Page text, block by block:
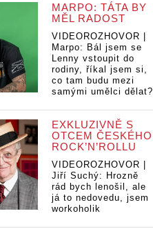
MARPO: TÁTA BY
MĚL RADOST
VIDEOROZHOVOR |
Marpo: Bál jsem se
Lenny vstoupit do
rodiny, říkal jsem si,
co tam budu mezi
samými umělci dělat?
EXKLUZIVNĚ S
OTCEM ČESKÉHO
ROCK’N’ROLLU
VIDEOROZHOVOR |
Jiří Suchý: Hrozně
rád bych lenošil, ale
já to nedovedu, jsem
workoholik